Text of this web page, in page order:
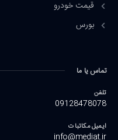
قیمت خودرو
بورس
تماس یا ما
تلفن
09128478078
ایمیل مکاتبات
info@mediat.ir